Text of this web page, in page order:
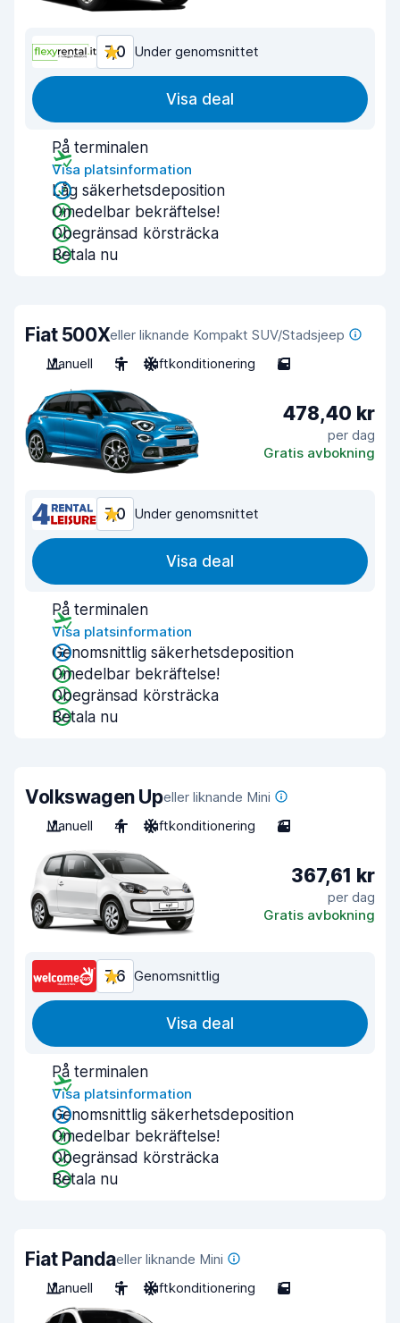
7,0 Under genomsnittet
Visa deal
På terminalen
Visa platsinformation
Låg säkerhetsdeposition
Omedelbar bekräftelse!
Obegränsad körsträcka
Betala nu
Fiat 500Xeller liknande Kompakt SUV/Stadsjeep
Manuell
5 Luftkonditionering 5
478,40 kr
per dag
Gratis avbokning
7,0 Under genomsnittet
Visa deal
På terminalen
Visa platsinformation
Genomsnittlig säkerhetsdeposition
Omedelbar bekräftelse!
Obegränsad körsträcka
Betala nu
Volkswagen Upeller liknande Mini
Manuell
4 Luftkonditionering 3
367,61 kr
per dag
Gratis avbokning
7,6 Genomsnittlig
Visa deal
På terminalen
Visa platsinformation
Genomsnittlig säkerhetsdeposition
Omedelbar bekräftelse!
Obegränsad körsträcka
Betala nu
Fiat Pandaeller liknande Mini
Manuell
5 Luftkonditionering 5